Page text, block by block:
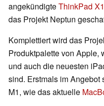
angekündigteThinkPad
das Projekt Neptun
Komplettiert wird das
Produktpalette von Apple,
und auch die neuesten
sind. Erstmals im
M1, wie das aktuelle